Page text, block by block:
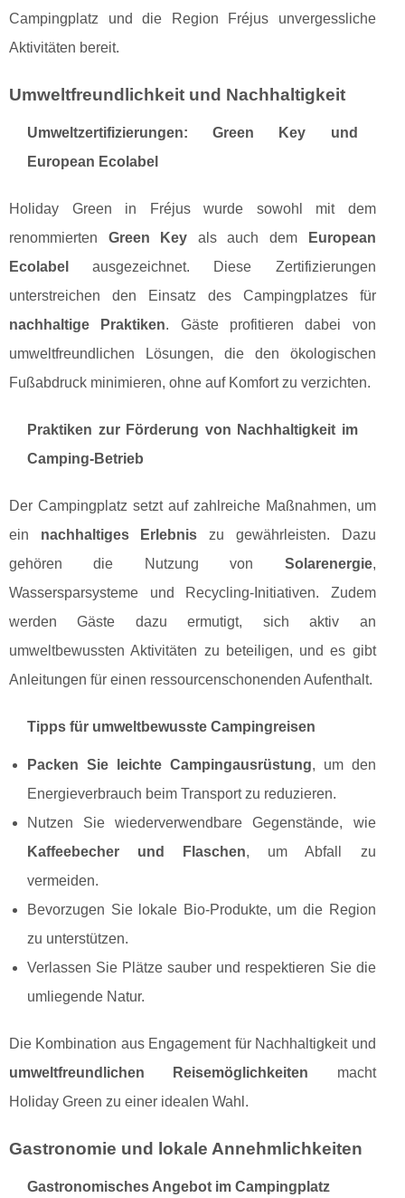
Campingplatz und die Region Fréjus unvergessliche
Aktivitäten bereit.
Umweltfreundlichkeit und Nachhaltigkeit
Umweltzertifizierungen: Green Key und
European Ecolabel
Holiday Green in Fréjus wurde sowohl mit dem
renommierten Green Key als auch dem
European
Ecolabel
ausgezeichnet. Diese Zertifizierungen
unterstreichen den Einsatz des Campingplatzes für
nachhaltige Praktiken. Gäste profitieren dabei von
umweltfreundlichen Lösungen, die den ökologischen
Fußabdruck minimieren, ohne auf Komfort zu verzichten.
Praktiken zur Förderung von Nachhaltigkeit im
Camping-Betrieb
Der Campingplatz setzt auf zahlreiche Maßnahmen, um
ein nachhaltiges Erlebnis zu gewährleisten. Dazu
gehören die Nutzung von Solarenergie,
Wassersparsysteme und Recycling-Initiativen. Zudem
werden Gäste dazu ermutigt, sich aktiv an
umweltbewussten Aktivitäten zu beteiligen, und es gibt
Anleitungen für einen ressourcenschonenden Aufenthalt.
Tipps für umweltbewusste Campingreisen
Packen Sie leichte Campingausrüstung, um den
Energieverbrauch beim Transport zu reduzieren.
Nutzen Sie wiederverwendbare Gegenstände, wie
Kaffeebecher und Flaschen, um Abfall zu
vermeiden.
Bevorzugen Sie lokale Bio-Produkte, um die Region
zu unterstützen.
Verlassen Sie Plätze sauber und respektieren Sie die
umliegende Natur.
Die Kombination aus Engagement für Nachhaltigkeit und
umweltfreundlichen Reisemöglichkeiten macht
Holiday Green zu einer idealen Wahl.
Gastronomie und lokale Annehmlichkeiten
Gastronomisches Angebot im Campingplatz